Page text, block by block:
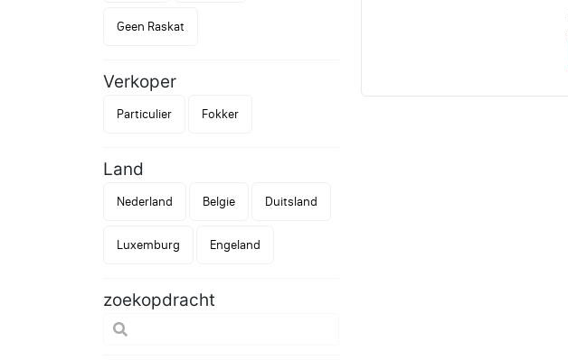
Geen Raskat
Verkoper
Particulier Fokker
Land
Nederland Belgie Duitsland
Luxemburg Engeland
zoekopdracht